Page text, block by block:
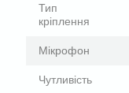
Тип
кріплення
Мікрофон
Чутливість